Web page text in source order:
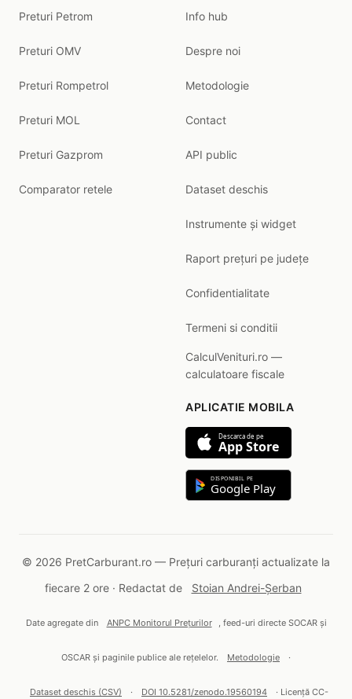
Preturi Petrom
Preturi OMV
Preturi Rompetrol
Preturi MOL
Preturi Gazprom
Comparator retele
Info hub
Despre noi
Metodologie
Contact
API public
Dataset deschis
Instrumente și widget
Raport prețuri pe județe
Confidentialitate
Termeni si conditii
CalculVenituri.ro —
calculatoare fiscale
APLICATIE MOBILA
Descarca de pe
App Store
DISPONIBIL PE
Google Play
© 2026 PretCarburant.ro — Prețuri carburanți actualizate la
fiecare 2 ore · Redactat de
Stoian Andrei-Șerban
Date agregate din ANPC Monitorul Prețurilor , feed-uri directe SOCAR și
OSCAR și paginile publice ale rețelelor. Metodologie ·
Dataset deschis (CSV) · DOI 10.5281/zenodo.19560194 · Licență CC-